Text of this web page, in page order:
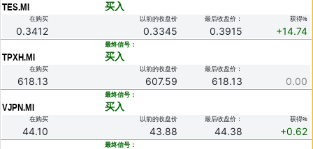
TES.MI 买入
在购买
0.3412
以前的收盘价
0.3345
最后收盘价：
0.3915
获得%
+14.74
TPXH.MI
最终信号：
买入
在购买
618.13
以前的收盘价
607.59
最后收盘价：
618.13 0.00
VJPN.MI
最终信号：
买入
在购买
44.10
以前的收盘价
43.88
最后收盘价：
44.38
获得%
+0.62
最终信号：